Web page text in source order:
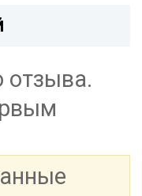
отзыва.